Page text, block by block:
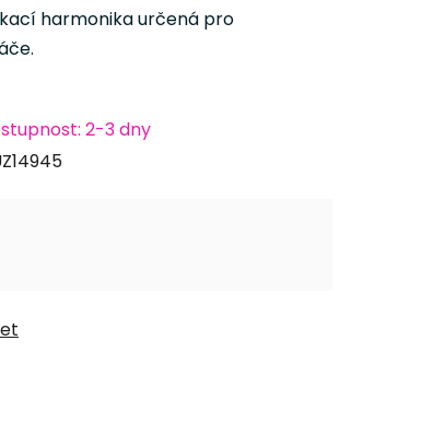
harmonika určená pro
2-3 dny